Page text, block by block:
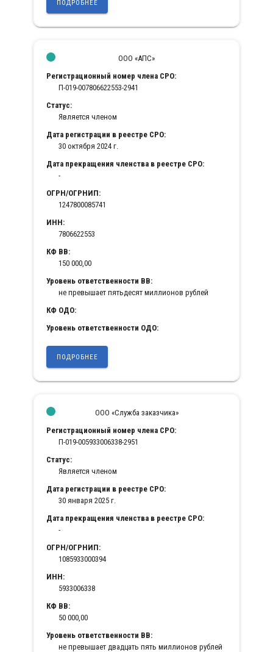
ПОДРОБНЕЕ
ООО «АПС»
Регистрационный номер члена СРО:
П-019-007806622553-2941
Статус:
Является членом
Дата регистрации в реестре СРО:
30 октября 2024 г.
Дата прекращения членства в реестре СРО:
-
ОГРН/ОГРНИП:
1247800085741
ИНН:
7806622553
КФ ВВ:
150 000,00
Уровень ответственности ВВ:
не превышает пятьдесят миллионов рублей
КФ ОДО:
Уровень ответственности ОДО:
ПОДРОБНЕЕ
ООО «Служба заказчика»
Регистрационный номер члена СРО:
П-019-005933006338-2951
Статус:
Является членом
Дата регистрации в реестре СРО:
30 января 2025 г.
Дата прекращения членства в реестре СРО:
-
ОГРН/ОГРНИП:
1085933000394
ИНН:
5933006338
КФ ВВ:
50 000,00
Уровень ответственности ВВ:
не превышает двадцать пять миллионов рублей